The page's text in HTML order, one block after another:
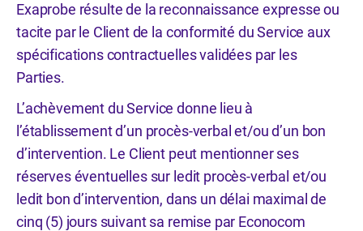
Exaprobe résulte de la reconnaissance expresse ou
tacite par le Client de la conformité du Service aux
spécifications contractuelles validées par les
Parties.
L’achèvement du Service donne lieu à
l’établissement d’un procès-verbal et/ou d’un bon
d’intervention. Le Client peut mentionner ses
réserves éventuelles sur ledit procès-verbal et/ou
ledit bon d’intervention, dans un délai maximal de
cinq (5) jours suivant sa remise par Econocom